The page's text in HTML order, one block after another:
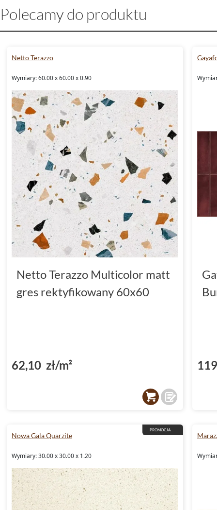
Polecamy do produktu
Netto Terazzo
Wymiary: 60.00 x 60.00 x 0.90
Netto Terazzo Multicolor matt
gres rektyfikowany 60x60
62,10 zł/m²
PROMOCJA
Nowa Gala Quarzite
Wymiary: 30.00 x 30.00 x 1.20